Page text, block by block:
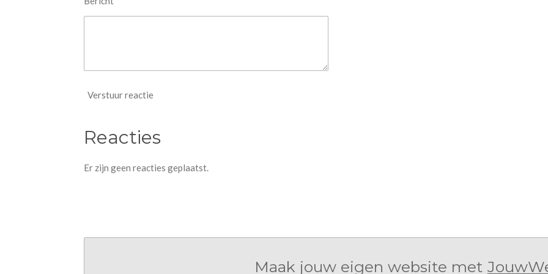
Verstuur reactie
Reacties
Er zijn geen reacties geplaatst.
Maak jouw eigen website met